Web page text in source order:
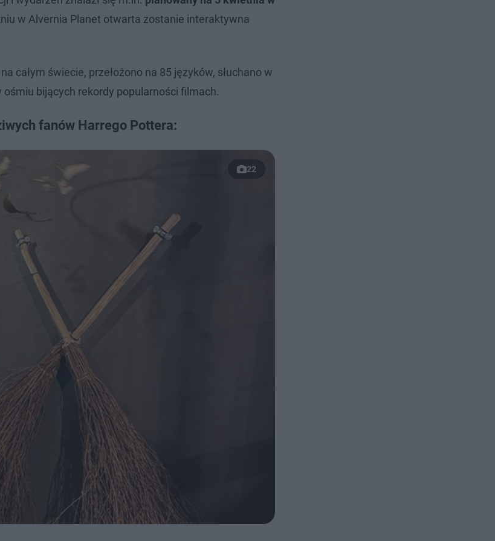
w Alvernia Planet otwarta zostanie interaktywna
całym świecie, przełożono na 85 języków, słuchano w
bijących rekordy popularności filmach.
fanów Harrego Pottera:
22